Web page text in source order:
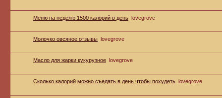
Меню на неделю 1500 калорий в день lovegrove
Молочко овсяное отзывы lovegrove
Масло для жарки кукурузное lovegrove
Сколько калорий можно съедать в день чтобы похудеть lovegrove